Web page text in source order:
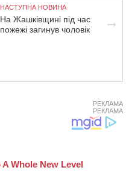
НАСТУПНА НОВИНА
На Жашківщині під час
пожежі загинув чоловік
РЕКЛАМА
РЕКЛАМА